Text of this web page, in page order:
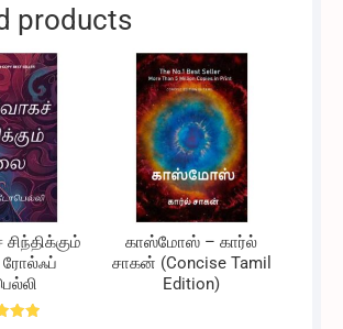
products
காஸ்மோஸ் – கார்ல்
சாகன் (Concise Tamil
Edition)